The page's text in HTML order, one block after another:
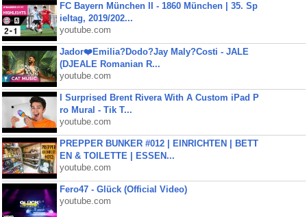
FC Bayern München II - 1860 München | 35. Sp
ieltag, 2019/202...
youtube.com
Jador❤️Emilia?Dodo?Jay Maly?Costi - JALE
(DJEALE Romanian R...
youtube.com
I Surprised Brent Rivera With A Custom iPad P
ro Mural - Tik T...
youtube.com
PREPPER BUNKER #012 | EINRICHTEN | BETT
EN & TOILETTE | ESSEN...
youtube.com
Fero47 - Glück (Official Video)
youtube.com